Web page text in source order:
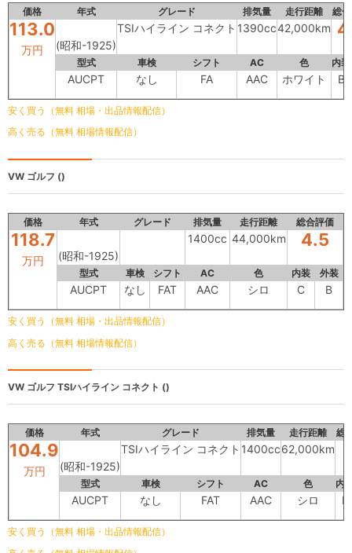
価格 年式 グレード 排気量 走行距離 総
113.0
万円 (昭和-1925)
TSIハイライン コネクト 1390cc42,000km
型式 車検 シフト AC 色 内装
AUCPT なし FA AAC ホワイト B
安く買う（無料 相場・出品情報配信）
高く売る（無料 相場情報配信）
VW ゴルフ ()
価格 年式 グレード 排気量 走行距離 総合評価
118.7
万円 (昭和-1925)
1400cc 44,000km 4.5
型式 車検 シフト AC 色 内装 外装
AUCPT なし FAT AAC シロ C B
安く買う（無料 相場・出品情報配信）
高く売る（無料 相場情報配信）
VW ゴルフ TSIハイライン コネクト ()
価格 年式 グレード 排気量 走行距離 総
104.9
万円 (昭和-1925)
TSIハイライン コネクト 1400cc62,000km
型式 車検 シフト AC 色 内
AUCPT なし FAT AAC シロ B
安く買う（無料 相場・出品情報配信）